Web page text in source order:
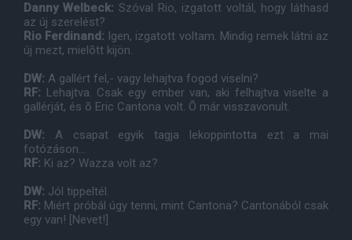
Danny Welbeck: Szóval Rio, izgatott voltál, hogy láthasd
az új szerelést?
Rio Ferdinand: Igen, izgatott voltam. Mindig remek látni az
új mezt, mielõtt kijön.
DW: A gallért fel,- vagy lehajtva fogod viselni?
RF: Lehajtva. Csak egy ember van, aki felhajtva viselte a
gallérját, és õ Eric Cantona volt. Õ már visszavonult.
DW: A csapat egyik tagja lekoppintotta ezt a mai
fotózáson...
RF: Ki az? Wazza volt az?
DW: Jól tippeltél.
RF: Miért próbál úgy tenni, mint Cantona? Cantonából csak
egy van! [Nevet!]